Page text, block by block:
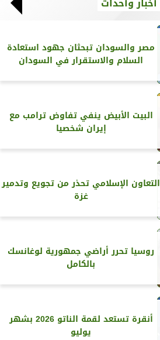
مصر والسودان تبحثان جهود استعادة
السلام والاستقرار في السودان
البيت الأبيض ينفي تفاوض ترامب مع
إيران شخصيا
التعاون الإسلامي تحذر من تجويع وتدمير
غزة
روسيا تحرر أراضي جمهورية لوغانسك
بالكامل
أنقرة تستعد لقمة الناتو 2026 بشهر
يوليو